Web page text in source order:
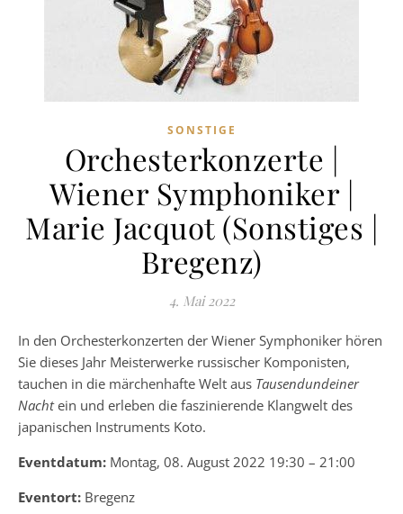
SONSTIGE
Orchesterkonzerte |
Wiener Symphoniker |
Marie Jacquot (Sonstiges |
Bregenz)
4. Mai 2022
In den Orchesterkonzerten der Wiener Symphoniker hören
Sie dieses Jahr Meisterwerke russischer Komponisten,
tauchen in die märchenhafte Welt aus Tausendundeiner
Nachtein und erleben die faszinierende Klangwelt des
japanischen Instruments Koto.
Eventdatum: Montag, 08. August 2022 19:30 – 21:00
Eventort: Bregenz